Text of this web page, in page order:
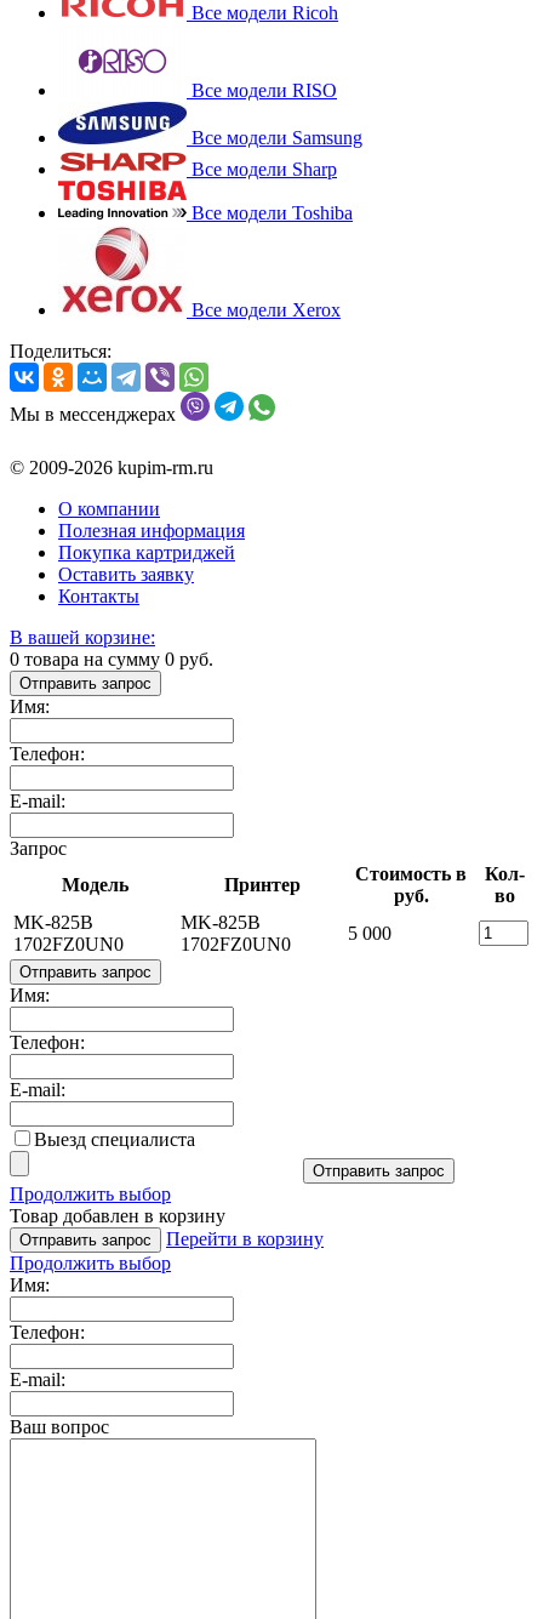
Все модели Ricoh
Все модели RISO
Все модели Samsung
Все модели Sharp
Все модели Toshiba
Все модели Xerox
Поделиться:
Мы в мессенджерах
© 2009-2026 kupim-rm.ru
О компании
Полезная информация
Покупка картриджей
Оставить заявку
Контакты
В вашей корзине:
0 товара на сумму 0 руб.
Отправить запрос
Имя:
Телефон:
E-mail:
Запрос
Модель
Принтер
Стоимость в
руб.
Кол-
во
MK-825B
1702FZ0UN0
MK-825B
1702FZ0UN0
5 000
Отправить запрос
Имя:
Телефон:
E-mail:
Выезд специалиста
Отправить запрос
Продолжить выбор
Товар добавлен в корзину
Отправить запрос
Перейти в корзину
Продолжить выбор
Имя:
Телефон:
E-mail:
Ваш вопрос